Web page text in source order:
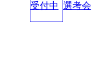
ベーション管理システ
watc
維持し、急成長中であ
受付中 選考会